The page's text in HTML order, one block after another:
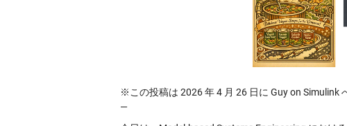
※この投稿は 2026 年 4 月 26 日に Guy on Simulink
—